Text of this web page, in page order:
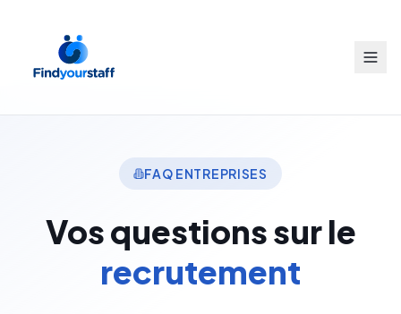
FAQ ENTREPRISES
Vos questions sur le
recrutement